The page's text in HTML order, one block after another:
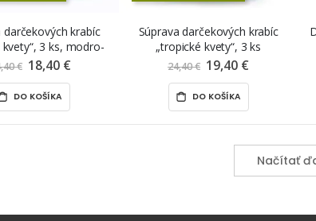
darčekových krabíc
kvety“, 3 ks, modro-
s modrou mašľou
€ Znížená
cena
18,40 €
DO KOŠÍKA
Súprava darčekových krabíc
„tropické kvety“, 3 ks
24,40 € Znížená
cena
19,40 €
DO KOŠÍKA
Načítať